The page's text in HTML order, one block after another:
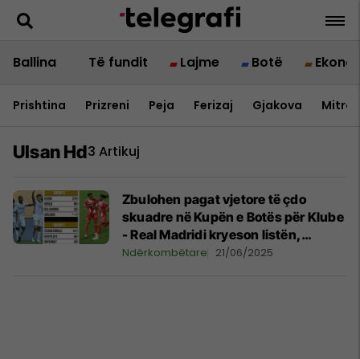
Ballina Të fundit Lajme Botë
Prishtina Prizreni Peja Ferizaj Gjakova
Ulsan Hd3 Artikuj
Zbulohen pagat vjetore të çdo
skuadre në Kupën e Botës për Klube
- Real Madridi kryeson listën,
Auckland City me 'lëmoshë'
Ndërkombëtare 21/06/2025